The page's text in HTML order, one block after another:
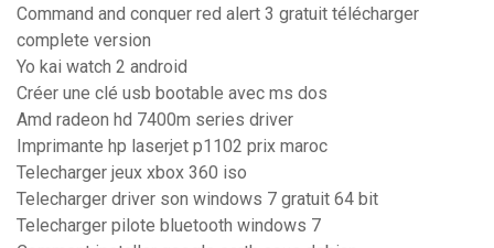
Command and conquer red alert 3 gratuit télécharger
complete version
Yo kai watch 2 android
Créer une clé usb bootable avec ms dos
Amd radeon hd 7400m series driver
Imprimante hp laserjet p1102 prix maroc
Telecharger jeux xbox 360 iso
Telecharger driver son windows 7 gratuit 64 bit
Telecharger pilote bluetooth windows 7